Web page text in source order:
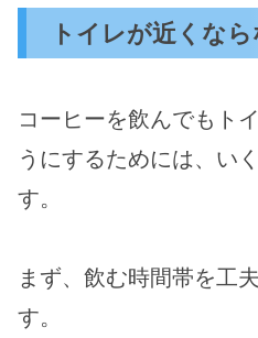
トイレが近くな
コーヒーを飲んでもト
うにするためには、い
す。
まず、飲む時間帯を工
す。